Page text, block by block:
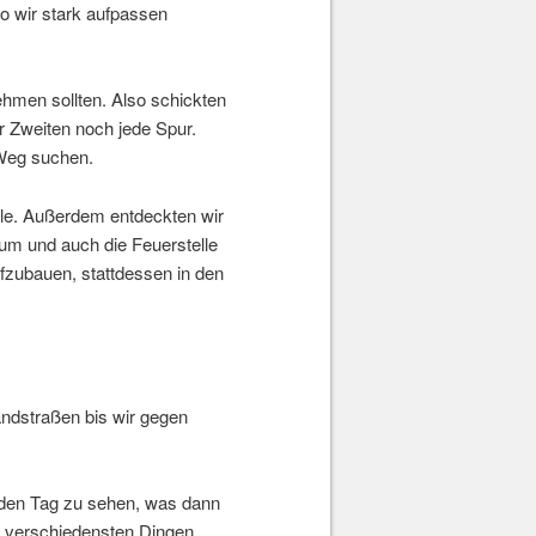
wir stark aufpassen
sollten. Also schickten
noch jede Spur.
suchen.
Außerdem entdeckten wir
und auch die Feuerstelle
stattdessen in den
bis wir gegen
Tag zu sehen, was dann